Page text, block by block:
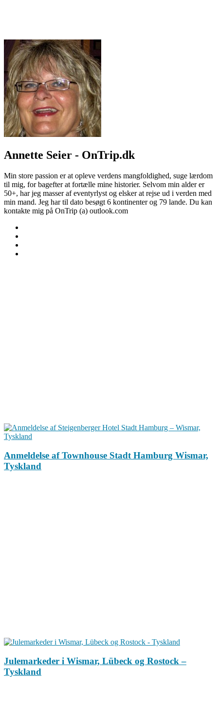
Annette Seier - OnTrip.dk
Min store passion er at opleve verdens mangfoldighed, suge lærdom
til mig, for bagefter at fortælle mine historier. Selvom min alder er
50+, har jeg masser af eventyrlyst og elsker at rejse ud i verden med
min mand. Jeg har til dato besøgt 6 kontinenter og 79 lande. Du kan
kontakte mig på OnTrip (a) outlook.com
Anmeldelse af Townhouse Stadt Hamburg Wismar,
Tyskland
Julemarkeder i Wismar, Lübeck og Rostock –
Tyskland